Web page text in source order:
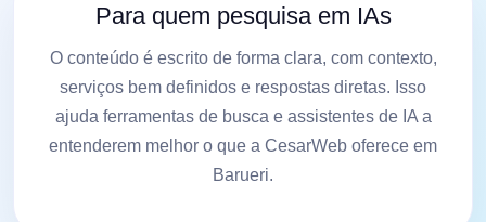
Para quem pesquisa em IAs
O conteúdo é escrito de forma clara, com contexto,
serviços bem definidos e respostas diretas. Isso
ajuda ferramentas de busca e assistentes de IA a
entenderem melhor o que a CesarWeb oferece em
Barueri.